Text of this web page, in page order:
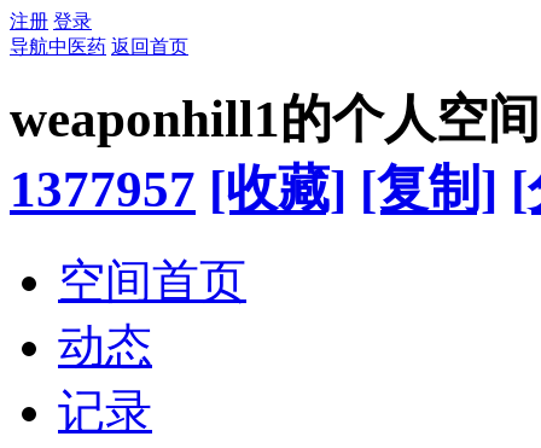
注册 登录
导航中医药 返回首页
weaponhill1的个人空间
1377957 [收藏] [复制] [
空间首页
动态
记录